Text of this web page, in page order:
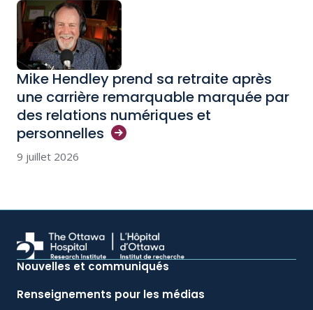
Mike Hendley prend sa retraite après
une carrière remarquable marquée par
des relations numériques et
personnelles
9 juillet 2026
Nouvelles et communiqués
Renseignements pour les médias